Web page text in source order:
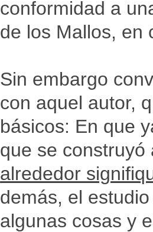
conformidad a
de los Mallos, en
Sin embargo
con aquel autor,
básicos: En que
que se
alrededor
demás, el
algunas cosas y